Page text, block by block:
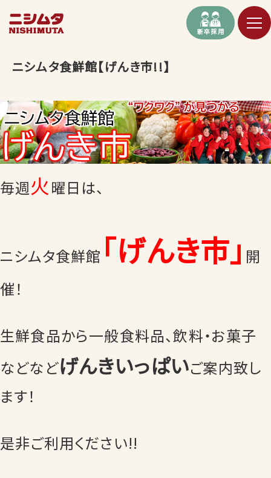
新卒採用
ニシムタ食鮮館【げんき市!!】
毎週火 曜日は、
ニシムタ食鮮館 「げんき市」 開
催！
生鮮食品から一般食料品、飲料・お菓子
などなどげんきいっぱいご案内致し
ます！
是非ご利用ください!!